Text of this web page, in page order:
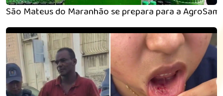
São Mateus do Maranhão se prepara para a